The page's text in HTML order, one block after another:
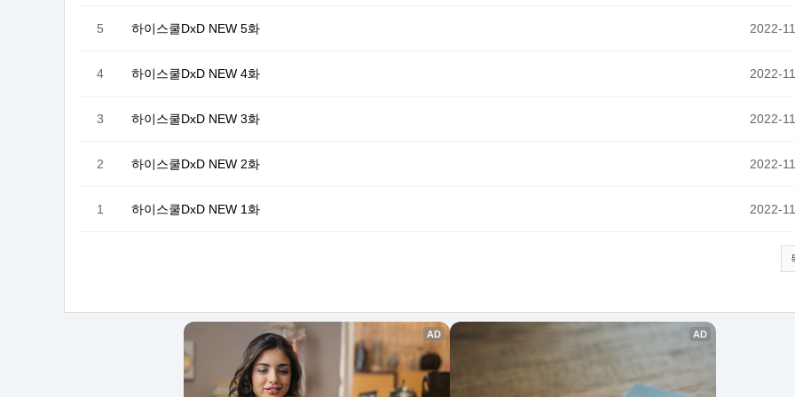
5 하이스쿨DxD NEW 5화 2022-
4 하이스쿨DxD NEW 4화 2022-
3 하이스쿨DxD NEW 3화 2022-
2 하이스쿨DxD NEW 2화 2022-
1 하이스쿨DxD NEW 1화 2022-